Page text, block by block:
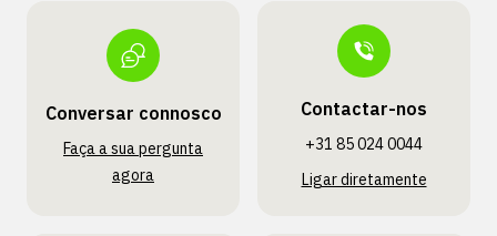
Conversar connosco
Faça a sua pergunta
agora
Contactar-nos
+31 85 024 0044
Ligar diretamente